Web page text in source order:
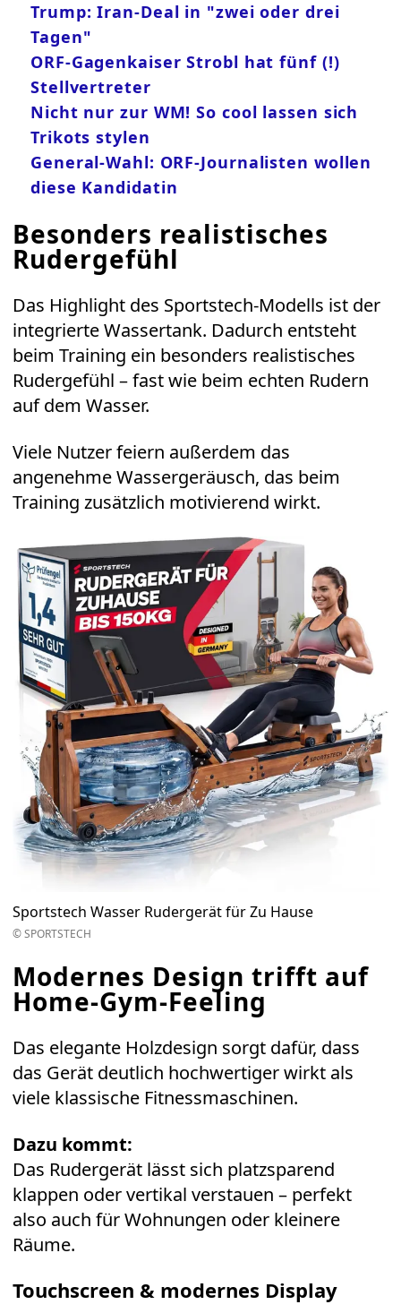
Trump: Iran-Deal in "zwei oder drei
Tagen"
ORF-Gagenkaiser Strobl hat fünf (!)
Stellvertreter
Nicht nur zur WM! So cool lassen sich
Trikots stylen
General-Wahl: ORF-Journalisten wollen
diese Kandidatin
Besonders realistisches
Rudergefühl
Das Highlight des Sportstech-Modells ist der
integrierte Wassertank. Dadurch entsteht
beim Training ein besonders realistisches
Rudergefühl – fast wie beim echten Rudern
auf dem Wasser.
Viele Nutzer feiern außerdem das
angenehme Wassergeräusch, das beim
Training zusätzlich motivierend wirkt.
Sportstech Wasser Rudergerät für Zu Hause
© SPORTSTECH
Modernes Design trifft auf
Home-Gym-Feeling
Das elegante Holzdesign sorgt dafür, dass
das Gerät deutlich hochwertiger wirkt als
viele klassische Fitnessmaschinen.
Dazu kommt:
Das Rudergerät lässt sich platzsparend
klappen oder vertikal verstauen – perfekt
also auch für Wohnungen oder kleinere
Räume.
Touchscreen & modernes Display